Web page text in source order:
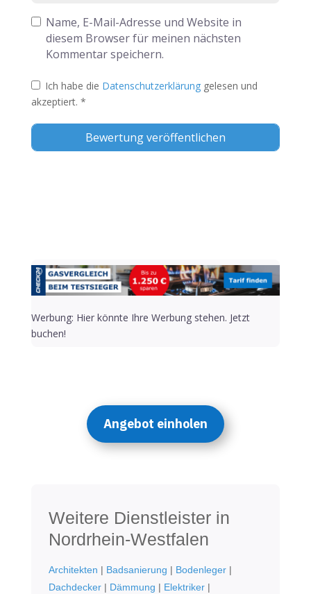
Name, E-Mail-Adresse und Website in
diesem Browser für meinen nächsten
Kommentar speichern.
Ich habe die Datenschutzerklärung gelesen und
akzeptiert. *
Werbung: Hier könnte Ihre Werbung stehen. Jetzt
buchen!
Angebot einholen
Weitere Dienstleister in
Nordrhein-Westfalen
Architekten | Badsanierung | Bodenleger|
Dachdecker| Dämmung | Elektriker|